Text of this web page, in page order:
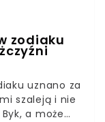
zodiaku
uznano za
szaleją i nie
a może